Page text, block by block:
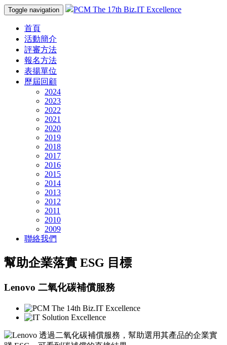
Toggle navigation PCM The 17th Biz.IT Excellence
首頁
活動簡介
評審方法
報名方法
表揚單位
歷屆回顧
2024
2023
2022
2021
2020
2019
2018
2017
2016
2015
2014
2013
2012
2011
2010
2009
聯絡我們
幫助企業落實 ESG 目標
Lenovo 二氧化碳補償服務